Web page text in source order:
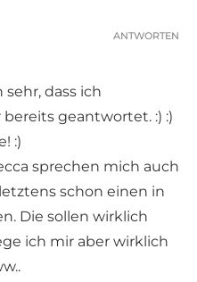
dass ich
geantwortet. :) :)
:)
sprechen mich auch
schon einen in
Die sollen wirklich
ich mir aber wirklich
ANTWORTEN